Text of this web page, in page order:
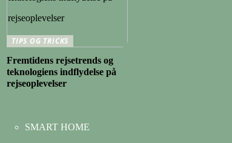
TIPS OG TRICKS
Fremtidens rejsetrends og
teknologiens indflydelse på
rejseoplevelser
SMART HOME